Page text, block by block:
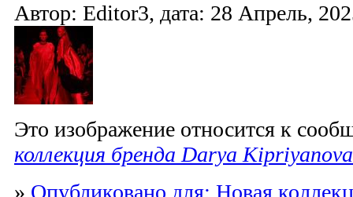
Автор: Editor3, дата: 28 Апрель,
Это изображение относится к
коллекция бренда Darya Kipriyanova
» Опубликовано для: Новая